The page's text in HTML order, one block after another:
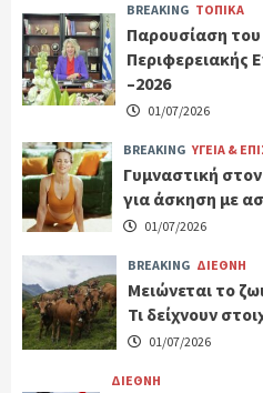
BREAKING ΤΟΠΙΚΑ
Παρουσίαση του
Περιφερειακής
–2026
01/07/2026
BREAKING ΥΓΕΙΑ &
Γυμναστική
για άσκηση με
01/07/2026
BREAKING ΔΙΕΘΝΗ
Μειώνεται το
Τι δείχνουν
01/07/2026
ΔΙΕΘΝΗ